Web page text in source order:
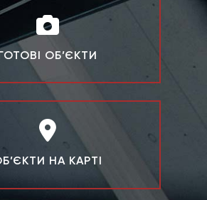
ГОТОВІ ОБ’ЄКТИ
НА КАРТІ